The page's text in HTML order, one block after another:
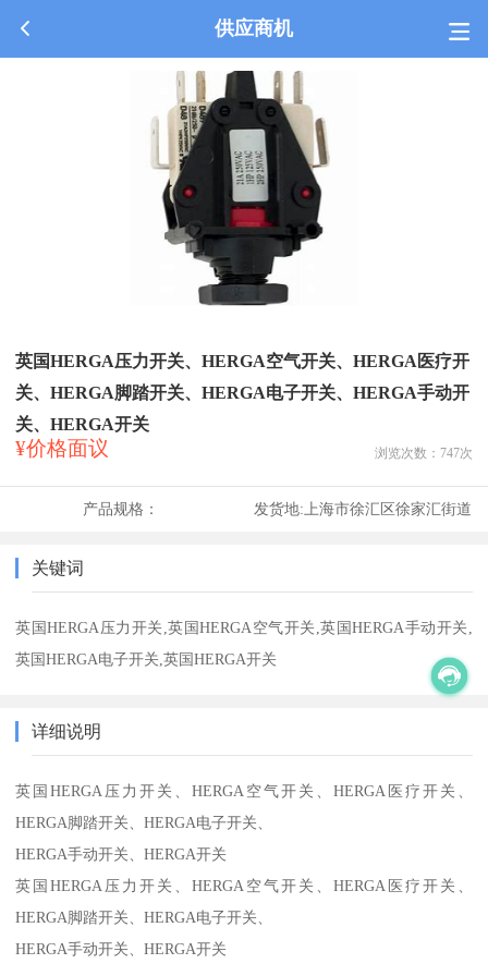
供应商机
英国HERGA压力开关、HERGA空气开关、HERGA医疗开
关、HERGA脚踏开关、HERGA电子开关、HERGA手动开
关、HERGA开关
¥价格面议 浏览次数： 747次
产品规格： 发货地:上海市徐汇区徐家汇街道
关键词
英国HERGA压力开关,英国HERGA空气开关,英国HERGA手动开关,
英国HERGA电子开关,英国HERGA开关
详细说明
英国HERGA压力开关、HERGA空气开关、HERGA医疗开关、
HERGA脚踏开关、HERGA电子开关、
HERGA手动开关、HERGA开关
英国HERGA压力开关、HERGA空气开关、HERGA医疗开关、
HERGA脚踏开关、HERGA电子开关、
HERGA手动开关、HERGA开关